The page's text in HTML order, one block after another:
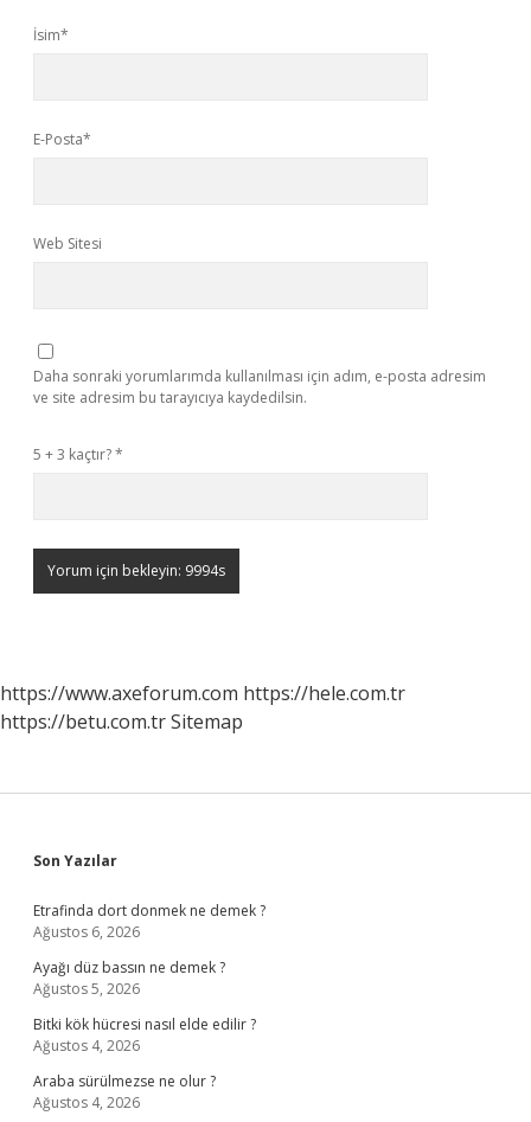
İsim*
E-Posta*
Web Sitesi
Daha sonraki yorumlarımda kullanılması için adım, e-posta adresim
ve site adresim bu tarayıcıya kaydedilsin.
5 + 3 kaçtır?*
https://www.axeforum.com https://hele.com.tr
https://betu.com.trSitemap
Sidebar
Son Yazılar
Etrafinda dort donmek ne demek ?
Ağustos 6, 2026
Ayağı düz bassın ne demek ?
Ağustos 5, 2026
Bitki kök hücresi nasıl elde edilir ?
Ağustos 4, 2026
Araba sürülmezse ne olur ?
Ağustos 4, 2026